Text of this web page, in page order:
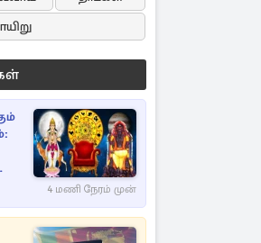
4 மணி நேரம் முன்